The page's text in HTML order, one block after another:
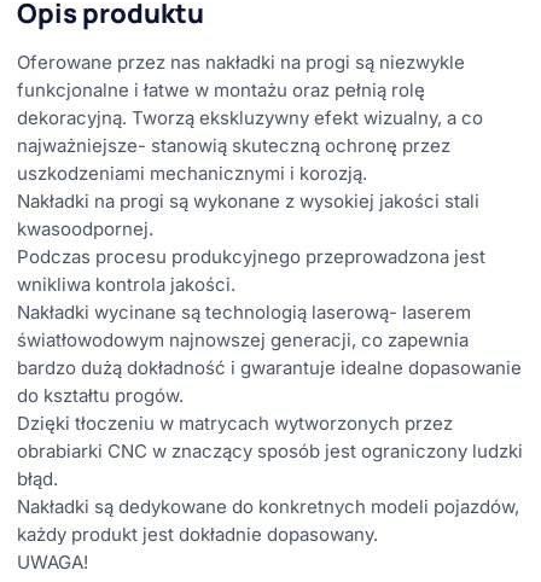
Opis produktu
Oferowane przez nas nakładki na progi są niezwykle
funkcjonalne i łatwe w montażu oraz pełnią rolę
dekoracyjną. Tworzą ekskluzywny efekt wizualny, a co
najważniejsze- stanowią skuteczną ochronę przez
uszkodzeniami mechanicznymi i korozją.
Nakładki na progi są wykonane z wysokiej jakości stali
kwasoodpornej.
Podczas procesu produkcyjnego przeprowadzona jest
wnikliwa kontrola jakości.
Nakładki wycinane są technologią laserową- laserem
światłowodowym najnowszej generacji, co zapewnia
bardzo dużą dokładność i gwarantuje idealne dopasowanie
do kształtu progów.
Dzięki tłoczeniu w matrycach wytworzonych przez
obrabiarki CNC w znaczący sposób jest ograniczony ludzki
błąd.
Nakładki są dedykowane do konkretnych modeli pojazdów,
każdy produkt jest dokładnie dopasowany.
UWAGA!